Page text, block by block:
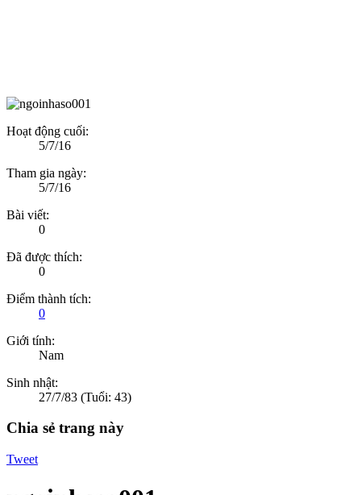
Hoạt động cuối:
5/7/16
Tham gia ngày:
5/7/16
Bài viết:
0
Đã được thích:
0
Điểm thành tích:
0
Giới tính:
Nam
Sinh nhật:
27/7/83 (Tuổi: 43)
Chia sẻ trang này
Tweet